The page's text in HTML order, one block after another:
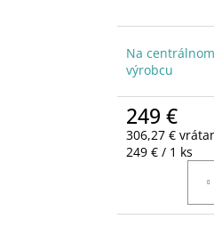
Na
výrobcu
249 €
306,27 €
Jednotková
249 € / 1 ks